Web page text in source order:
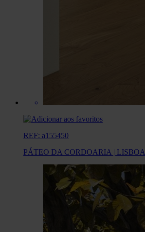
REF: a155450
PÁTEO DA CORDOARIA | LISBOA